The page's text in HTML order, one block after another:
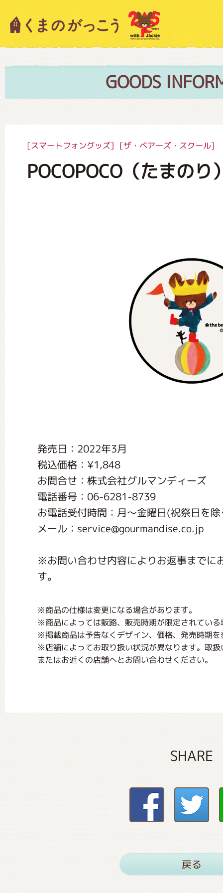
GOODS
[スマートフォングッズ] [ザ・ベアーズ・スクール]
POCOPOCO（たまのり
発売日：2022年3月
税込価格：¥1,848
お問合せ：株式会社グルマンディーズ
電話番号：06-6281-8739
お電話受付時間：月〜金曜日(祝祭日を
メール：service@gourmandise.co.jp
※お問い合わせ内容によりお返事までに
す。
※商品の仕様は変更になる場合があります。
※商品によっては販路、販売時期が限定されてい
※掲載商品は予告なくデザイン、価格、発売時期
※店舗によってお取り扱い状況が異なります。取
またはお近くの店舗へとお問い合わせください。
SHARE
戻る
キャラクター紹介
絵本・作家紹介
グッズインフォメーション
ミュージカル・コンサート
おたのしみコンテンツ(クイズ・
くまのがっこう しょくいんしつ
くまのがっこう 家庭科部